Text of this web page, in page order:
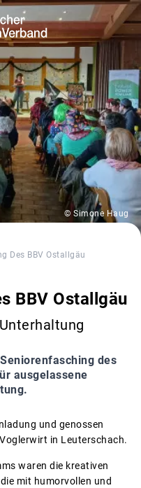
© Simone Haug
Des BBV Ostallgäu
BBV Ostallgäu
des
ausgelassene
und genossen
in Leuterschach.
waren die kreativen
mit humorvollen und